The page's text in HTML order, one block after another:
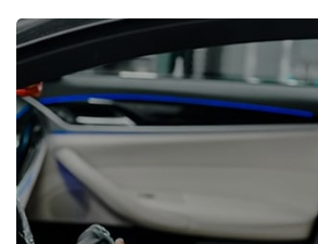
Пропустить [Cocoon] Избранное событие